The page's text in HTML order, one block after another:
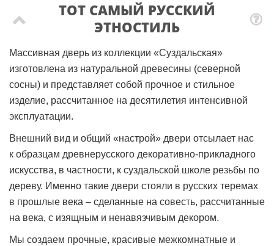
ТОТ САМЫЙ РУССКИЙ
ЭТНОСТИЛЬ
Массивная дверь из коллекции «Суздальская»
изготовлена из натуральной древесины (северной
сосны) и представляет собой прочное и стильное
изделие, рассчитанное на десятилетия интенсивной
эксплуатации.
Внешний вид и общий «настрой» двери отсылает нас
к образцам древнерусского декоративно-прикладного
искусства, в частности, к суздальской школе резьбы по
дереву. Именно такие двери стояли в русских теремах
в прошлые века – сделанные на совесть, рассчитанные
на века, с изящным и ненавязчивым декором.
Мы создаем прочные, красивые межкомнатные и